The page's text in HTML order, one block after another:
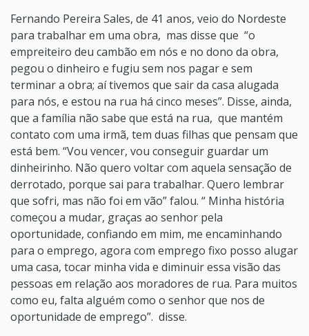
Fernando Pereira Sales, de 41 anos, veio do Nordeste
para trabalhar em uma obra, mas disse que “o
empreiteiro deu cambão em nós e no dono da obra,
pegou o dinheiro e fugiu sem nos pagar e sem
terminar a obra; aí tivemos que sair da casa alugada
para nós, e estou na rua há cinco meses”. Disse, ainda,
que a família não sabe que está na rua, que mantém
contato com uma irmã, tem duas filhas que pensam que
está bem. “Vou vencer, vou conseguir guardar um
dinheirinho. Não quero voltar com aquela sensação de
derrotado, porque sai para trabalhar. Quero lembrar
que sofri, mas não foi em vão” falou. “ Minha história
começou a mudar, graças ao senhor pela
oportunidade, confiando em mim, me encaminhando
para o emprego, agora com emprego fixo posso alugar
uma casa, tocar minha vida e diminuir essa visão das
pessoas em relação aos moradores de rua. Para muitos
como eu, falta alguém como o senhor que nos de
oportunidade de emprego”. disse.